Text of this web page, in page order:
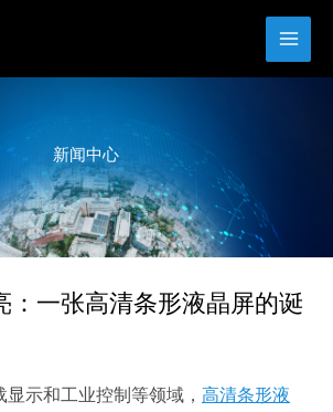
新闻中心
：一张高清条形液晶屏的诞
示和工业控制等领域， 高清条形液